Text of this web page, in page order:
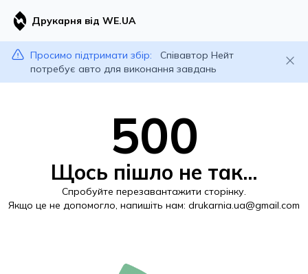
Друкарня від WE.UA
Просимо підтримати збір:
Співавтор Нейт
потребує авто для виконання завдань
500
Щось пішло не так...
Спробуйте перезавантажити сторінку.
Якщо це не допомогло, напишіть нам: drukarnia.ua@gmail.com